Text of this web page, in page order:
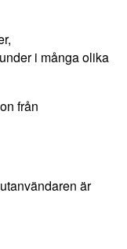
i många olika
från
är